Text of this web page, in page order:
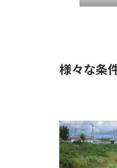
様々な条